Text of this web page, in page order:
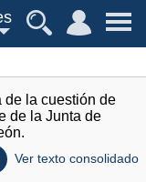
de la cuestión de
de la Junta de
Ver texto consolidado